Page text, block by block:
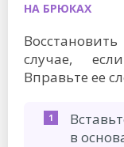
НА БРЮКАХ
случае,
Вправьте ее
в